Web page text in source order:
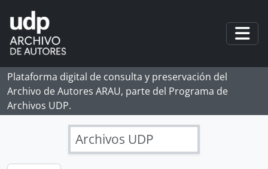
Skip to main content
Plataforma digital de consulta y preservación del
Archivo de Autores ARAU, parte del Programa de
Archivos UDP.
Archivos UDP